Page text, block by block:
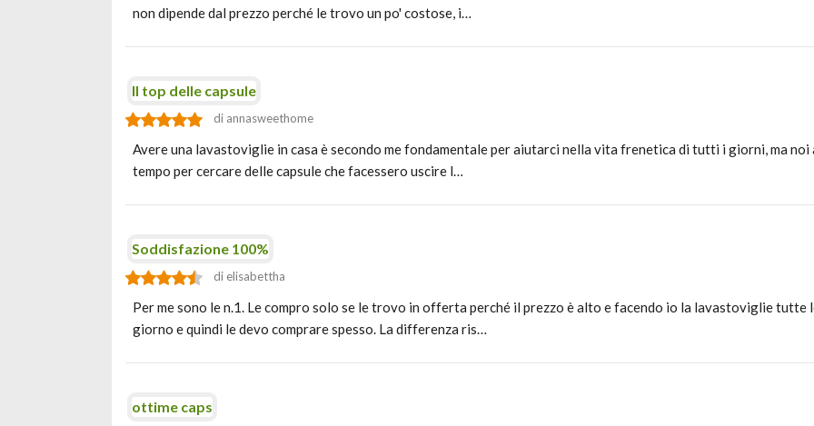
non dipende dal prezzo perché le trovo un po' costose, i…
Il top delle capsule
di annasweethome
Avere una lavastoviglie in casa è secondo me fondamentale per aiutarci nella vita frenetica di tutti i giorni, ma noi
tempo per cercare delle capsule che facessero uscire l…
Soddisfazione 100%
di elisabettha
Per me sono le n.1. Le compro solo se le trovo in offerta perché il prezzo è alto e facendo io la lavastoviglie tutte
giorno e quindi le devo comprare spesso. La differenza ris…
ottime caps